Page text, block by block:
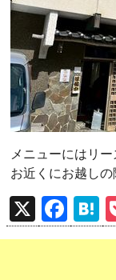
メニューにはリー
お近くにお越しの
X
F
a